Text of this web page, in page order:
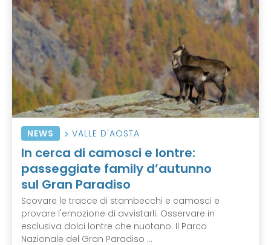
NEWS VALLE D'AOSTA
In cerca di camosci e lontre:
passeggiate family d’autunno
sul Gran Paradiso
Scovare le tracce di stambecchi e camosci e
provare l'emozione di avvistarli. Osservare in
esclusiva dolci lontre che nuotano. Il Parco
Nazionale del Gran Paradiso ...